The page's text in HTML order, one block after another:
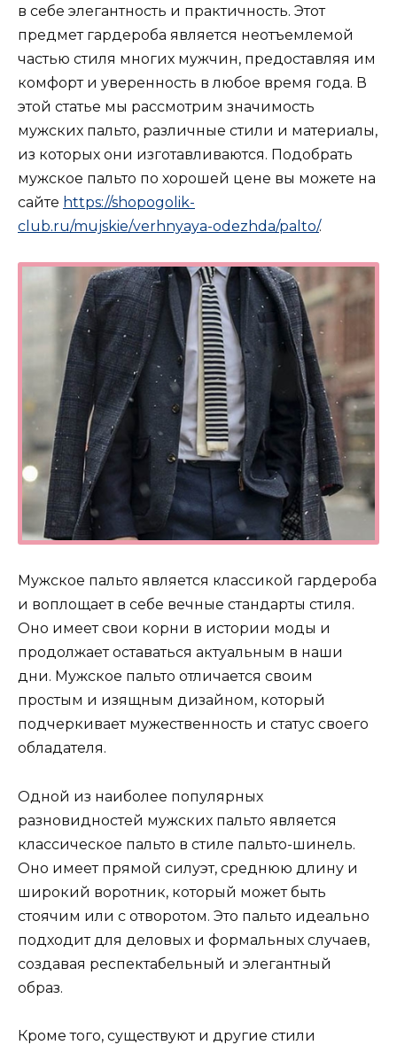
в себе элегантность и практичность. Этот
предмет гардероба является неотъемлемой
частью стиля многих мужчин, предоставляя им
комфорт и уверенность в любое время года. В
этой статье мы рассмотрим значимость
мужских пальто, различные стили и материалы,
из которых они изготавливаются. Подобрать
мужское пальто по хорошей цене вы можете на
сайте https://shopogolik-
club.ru/mujskie/verhnyaya-odezhda/palto/.
Мужское пальто является классикой гардероба
и воплощает в себе вечные стандарты стиля.
Оно имеет свои корни в истории моды и
продолжает оставаться актуальным в наши
дни. Мужское пальто отличается своим
простым и изящным дизайном, который
подчеркивает мужественность и статус своего
обладателя.
Одной из наиболее популярных
разновидностей мужских пальто является
классическое пальто в стиле пальто-шинель.
Оно имеет прямой силуэт, среднюю длину и
широкий воротник, который может быть
стоячим или с отворотом. Это пальто идеально
подходит для деловых и формальных случаев,
создавая респектабельный и элегантный
образ.
Кроме того, существуют и другие стили